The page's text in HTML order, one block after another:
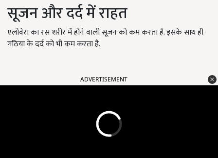
सूजन और दर्द में राहत
एलोवेरा का रस शरीर में होने वाली सूजन को कम करता है. इसके साथ ही
गठिया के दर्द को भी कम करता है.
ADVERTISEMENT